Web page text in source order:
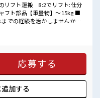
リフト運搬 8:2でリフト:仕分
ト部品【重量物】～15kg ■
での経験を活かしませんか？
験はちょっとだけ…という方
奇抜でなければ基本的に自
の服選びに悩まずOK♪ ≪様々
気軽に相談できる、 派遣の
間にゆっくりできるスペース
私物の置きすぎには注意が必
応募する
追加する